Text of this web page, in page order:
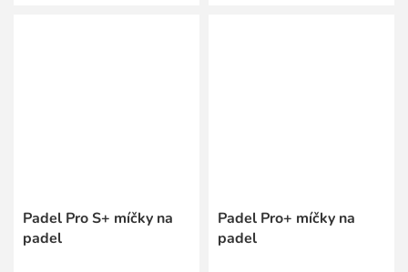
Padel Pro S+ míčky na
padel
Padel Pro+ míčky na
padel